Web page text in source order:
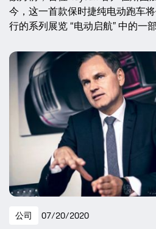
今，这一首款保时捷纯电动跑车
行的系列展览 “电动启航” 中的一部
公司 07/20/2020